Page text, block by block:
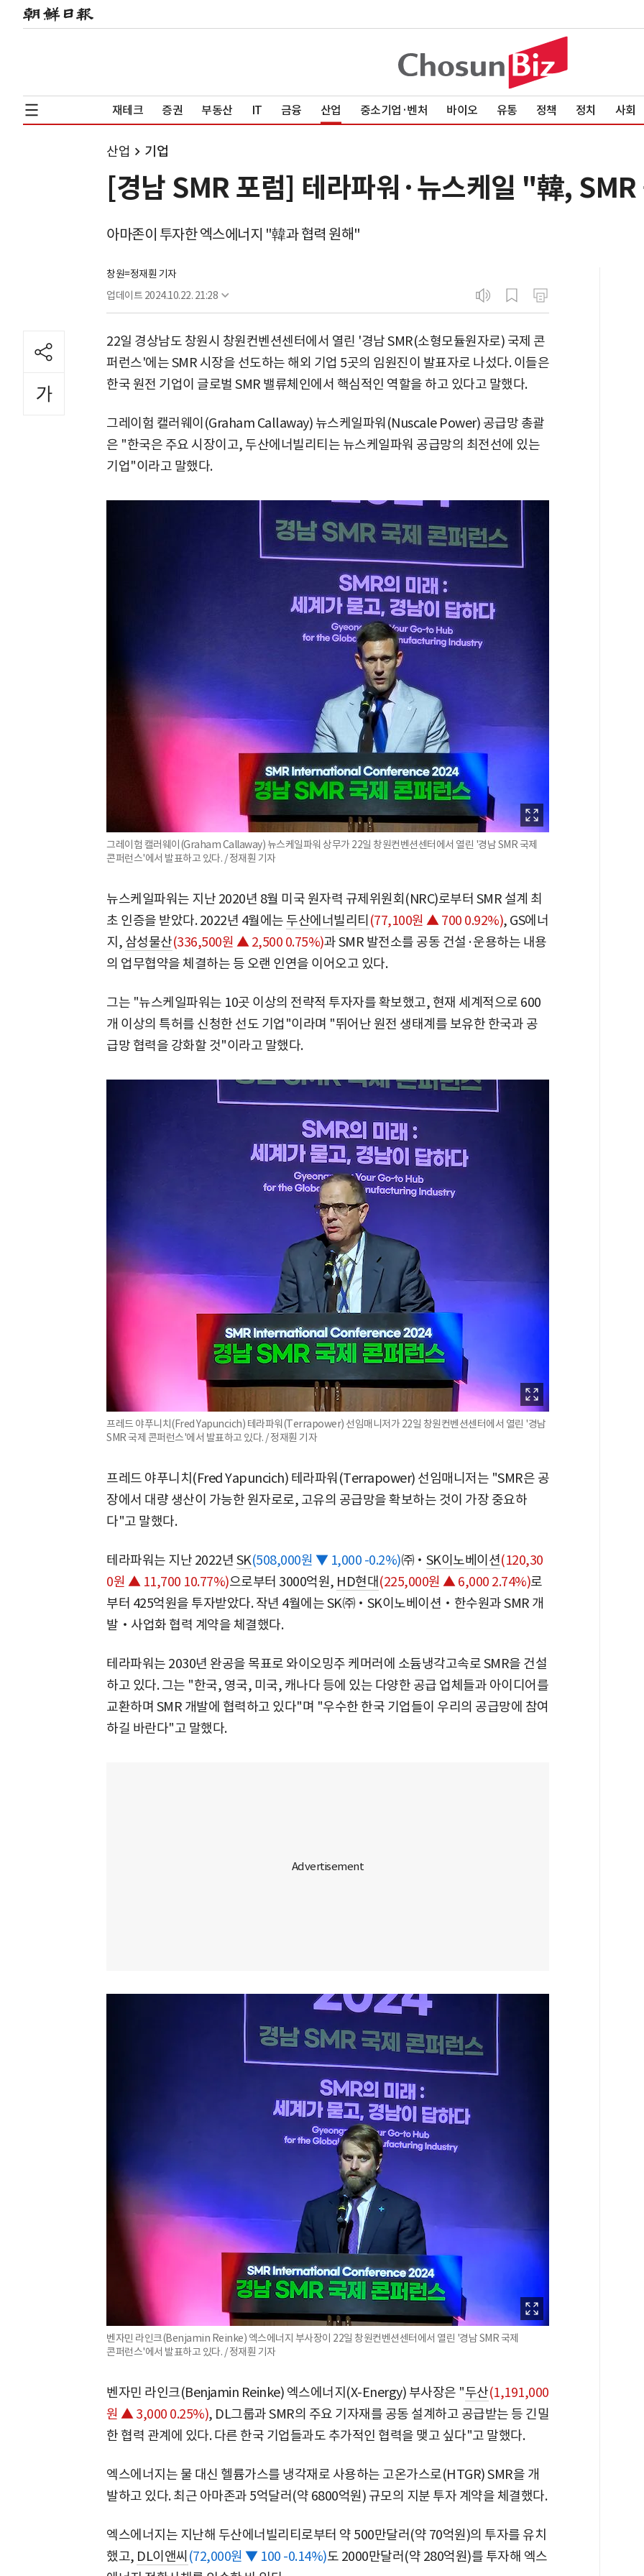
재테크 증권 부동산 IT 금융 산업 중소기업·벤처 바이오 유통 정책 정치 사회
산업 기업
[경남 SMR 포럼] 테라파워·뉴스케일 "韓,
아마존이 투자한 엑스에너지 "韓과 협력 원해"
창원=정재훤 기자
업데이트 2024.10.22. 21:28
22일 경상남도 창원시 창원컨벤션센터에서 열린 '경남 SMR(소형모듈원자로) 국제 콘
퍼런스'에는 SMR 시장을 선도하는 해외 기업 5곳의 임원진이 발표자로 나섰다. 이들은
한국 원전 기업이 글로벌 SMR 밸류체인에서 핵심적인 역할을 하고 있다고 말했다.
그레이험 캘러웨이(Graham Callaway) 뉴스케일파워(Nuscale Power) 공급망 총괄
은 "한국은 주요 시장이고, 두산에너빌리티는 뉴스케일파워 공급망의 최전선에 있는
기업"이라고 말했다.
그레이험 캘러웨이(Graham Callaway) 뉴스케일파워 상무가 22일 창원컨벤션센터에서 열린 '경남 SMR 국제
콘퍼런스'에서 발표하고 있다. / 정재훤 기자
뉴스케일파워는 지난 2020년 8월 미국 원자력 규제위원회(NRC)로부터 SMR 설계 최
초 인증을 받았다. 2022년 4월에는 두산에너빌리티 (77,100원 ▲ 700 0.92%), GS에너
지, 삼성물산(336,500원 ▲ 2,500 0.75%)과 SMR 발전소를 공동 건설·운용하는 내용
의 업무협약을 체결하는 등 오랜 인연을 이어오고 있다.
그는 "뉴스케일파워는 10곳 이상의 전략적 투자자를 확보했고, 현재 세계적으로 600
개 이상의 특허를 신청한 선도 기업"이라며 "뛰어난 원전 생태계를 보유한 한국과 공
급망 협력을 강화할 것"이라고 말했다.
프레드 야푸니치(Fred Yapuncich) 테라파워(Terrapower) 선임매니저가 22일 창원컨벤션센터에서 열린 '경남
SMR 국제 콘퍼런스'에서 발표하고 있다. / 정재훤 기자
프레드 야푸니치(Fred Yapuncich) 테라파워(Terrapower) 선임매니저는 "SMR은 공
장에서 대량 생산이 가능한 원자로로, 고유의 공급망을 확보하는 것이 가장 중요하
다"고 말했다.
테라파워는 지난 2022년 SK(508,000원 ▼ 1,000 -0.2%)㈜‧ SK이노베이션(120,30
0원 ▲ 11,700 10.77%)으로부터 3000억원, HD현대 (225,000원 ▲ 6,000 2.74%)로
부터 425억원을 투자받았다. 작년 4월에는 SK㈜‧SK이노베이션‧한수원과 SMR 개
발‧사업화 협력 계약을 체결했다.
테라파워는 2030년 완공을 목표로 와이오밍주 케머러에 소듐냉각고속로 SMR을 건설
하고 있다. 그는 "한국, 영국, 미국, 캐나다 등에 있는 다양한 공급 업체들과 아이디어를
교환하며 SMR 개발에 협력하고 있다"며 "우수한 한국 기업들이 우리의 공급망에 참여
하길 바란다"고 말했다.
벤자민 라인크(Benjamin Reinke) 엑스에너지 부사장이 22일 창원컨벤션센터에서 열린 '경남 SMR 국제
콘퍼런스'에서 발표하고 있다. / 정재훤 기자
벤자민 라인크(Benjamin Reinke) 엑스에너지(X-Energy) 부사장은 "두산(1,191,000
원 ▲ 3,000 0.25%), DL그룹과 SMR의 주요 기자재를 공동 설계하고 공급받는 등 긴밀
한 협력 관계에 있다. 다른 한국 기업들과도 추가적인 협력을 맺고 싶다"고 말했다.
엑스에너지는 물 대신 헬륨가스를 냉각재로 사용하는 고온가스로(HTGR) SMR을 개
발하고 있다. 최근 아마존과 5억달러(약 6800억원) 규모의 지분 투자 계약을 체결했다.
엑스에너지는 지난해 두산에너빌리티로부터 약 500만달러(약 70억원)의 투자를 유치
했고, DL이앤씨 (72,000원 ▼ 100 -0.14%)도 2000만달러(약 280억원)를 투자해 엑스